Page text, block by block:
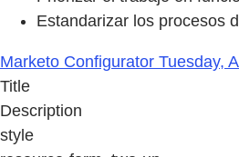
Estandarizar los procesos
Marketo Configurator Tuesday,
Title
Description
style